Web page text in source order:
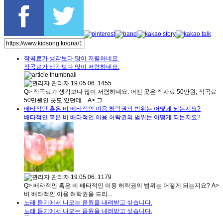
작곡료가 생각보다 많이 저렴하네요.
작곡료가 생각보다 많이 저렴하네요.
관리자 19.05.06. 1455
Q> 작곡료가 생각보다 많이 저렴하네요. 어떤 곳은 작사료 50만원, 작곡료
50만원인 곳도 있던데... A> 그 ...
배타적인 혹은 비 배타적인 이용 허락권의 범위는 어떻게 되는지요?
배타적인 혹은 비 배타적인 이용 허락권의 범위는 어떻게 되는지요?
관리자 19.05.06. 1179
Q> 배타적인 혹은 비 배타적인 이용 허락권의 범위는 어떻게 되는지요? A>
비 배타적인 이용 허락권을 드리...
노래 듣기에서 나오는 음원을 내려받고 싶습니다.
노래 듣기에서 나오는 음원을 내려받고 싶습니다.